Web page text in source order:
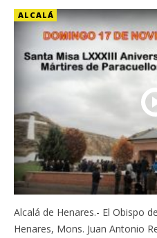
ALCALÁ
Alcalá de Henares.- El Obispo
Henares, Mons. Juan Antonio